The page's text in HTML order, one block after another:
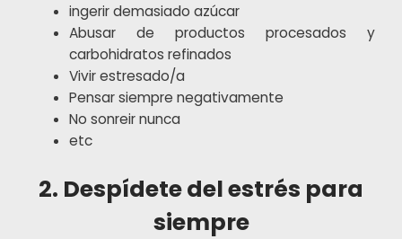
ingerir demasiado azúcar
Abusar de productos procesados y
carbohidratos refinados
Vivir estresado/a
Pensar siempre negativamente
No sonreir nunca
etc
2. Despídete del estrés para
siempre